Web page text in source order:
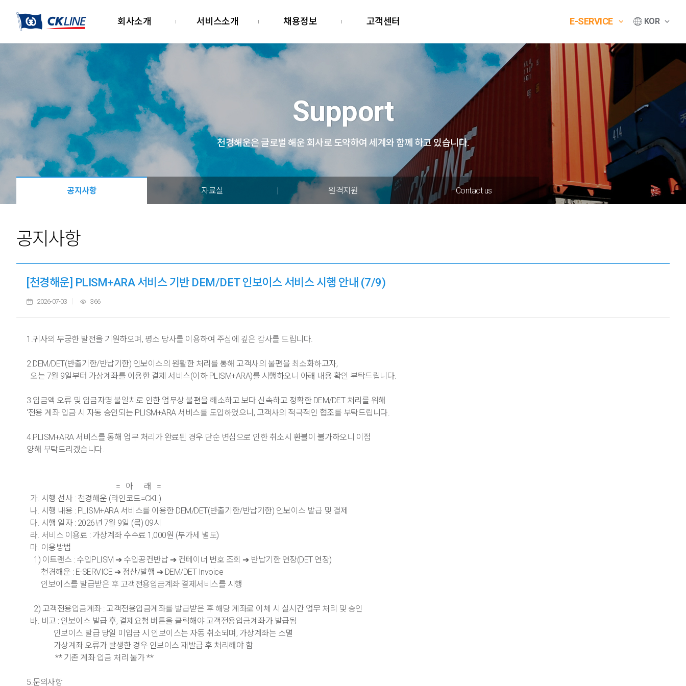
E-SERVICE KOR
회사소개 서비스소개 채용정보 고객센터
Support
천경해운은 글로벌 해운 회사로 도약하여세계와 함께 하고 있습니다.
공지사항 자료실 원격지원 Contact us
공지사항
[천경해운] PLISM+ARA 서비스 기반 DEM/DET 인보이스 서비스 시행 안내 (7/9)
2026-07-03 366
1.귀사의 무궁한 발전을 기원하오며, 평소 당사를 이용하여 주심에 깊은 감사를 드립니다.
2.DEM/DET(반출기한/반납기한) 인보이스의 원활한 처리를 통해 고객사의 불편을 최소화하고자,
오는 7월 9일부터 가상계좌를 이용한 결제 서비스(이하 PLISM+ARA)를 시행하오니 아래 내용 확인 부탁드립니다.
3.입금액 오류 및 입금자명 불일치로 인한 업무상 불편을 해소하고 보다 신속하고 정확한 DEM/DET 처리를 위해
'전용 계좌 입금 시 자동 승인되는 PLISM+ARA 서비스를 도입하였으니, 고객사의 적극적인 협조를 부탁드립니다.
4.PLISM+ARA 서비스를 통해 업무 처리가 완료된 경우 단순 변심으로 인한 취소시 환불이 불가하오니 이점
양해 부탁드리겠습니다.
= 아 래 =
가. 시행 선사 : 천경해운 (라인코드=CKL)
나. 시행 내용 : PLISM+ARA 서비스를 이용한 DEM/DET(반출기한/반납기한) 인보이스 발급 및 결제
다. 시행 일자 : 2026년 7월 9일 (목) 09시
라. 서비스 이용료 : 가상계좌 수수료 1,000원 (부가세 별도)
마. 이용방법
1) 이트랜스 : 수입PLISM ➔ 수입공컨반납 ➔ 컨테이너 번호 조회 ➔ 반납기한 연장(DET 연장)
천경해운 : E-SERVICE ➔ 정산/발행 ➔ DEM/DET Invoice
인보이스를 발급받은 후 고객전용입금계좌 결제서비스를 시행
2) 고객전용입금계좌 : 고객전용입금계좌를 발급받은 후 해당 계좌로 이체 시 실시간 업무 처리 및 승인
바. 비고 : 인보이스 발급 후, 결제요청 버튼을 클릭해야 고객전용입금계좌가 발급됨
인보이스 발급 당일 미입금 시 인보이스는 자동 취소되며, 가상계좌는 소멸
가상계좌 오류가 발생한 경우 인보이스 재발급 후 처리해야 함
** 기존 계좌 입금 처리 불가 **
5.문의사항